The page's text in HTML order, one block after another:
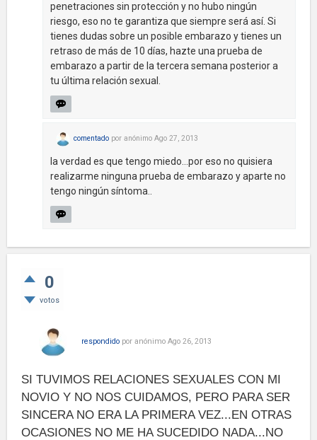
penetraciones sin protección y no hubo ningún
riesgo, eso no te garantiza que siempre será así. Si
tienes dudas sobre un posible embarazo y tienes un
retraso de más de 10 días, hazte una prueba de
embarazo a partir de la tercera semana posterior a
tu última relación sexual.
comentado por anónimo Ago 27, 2013
la verdad es que tengo miedo...por eso no quisiera
realizarme ninguna prueba de embarazo y aparte no
tengo ningún síntoma..
0
votos
respondido por anónimo Ago 26, 2013
SI TUVIMOS RELACIONES SEXUALES CON MI
NOVIO Y NO NOS CUIDAMOS, PERO PARA SER
SINCERA NO ERA LA PRIMERA VEZ...EN OTRAS
OCASIONES NO ME HA SUCEDIDO NADA...NO